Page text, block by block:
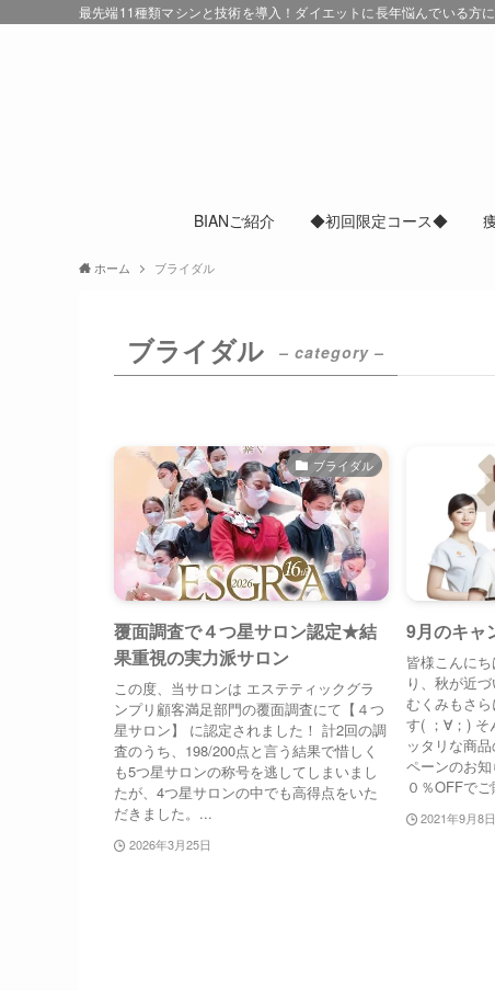
最先端11種類マシンと技術を導入！ダイエットに長年悩んでいる方
BIANご紹介 ◆初回限定コース◆
ホーム ブライダル
ブライダル – category –
ブライダル
覆面調査で４つ星サロン認定★結
果重視の実力派サロン
この度、当サロンは エステティックグラ
ンプリ顧客満足部門の覆面調査にて【４つ
星サロン】 に認定されました！ 計2回の調
査のうち、198/200点と言う結果で惜しく
も5つ星サロンの称号を逃してしまいまし
たが、4つ星サロンの中でも高得点をいた
だきました。...
2026年3月25日
9月のキャ
皆様こんに
り、秋が近
むくみもさ
す( ；∀；) そ
ッタリな商
ペーンのお
０％OFFで
2021年9月8日